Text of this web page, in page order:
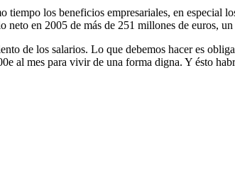
tiempo los beneficios empresariales, en
en 2005 de más de 251 millones de euros,
de los salarios. Lo que debemos hacer es
al mes para vivir de una forma digna. Y ésto